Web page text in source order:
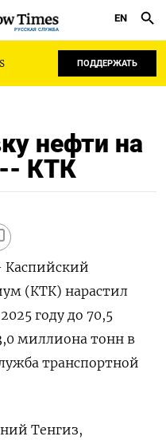
РУССКАЯ СЛУЖБА
EN
ПОДДЕРЖАТЬ
нефти на
-- КТК
(КТК) нарастил
году до 70,5
​миллиона ​тонн в
⁠транспортной
Тенгиз,